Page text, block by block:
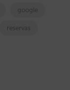
google
reservas